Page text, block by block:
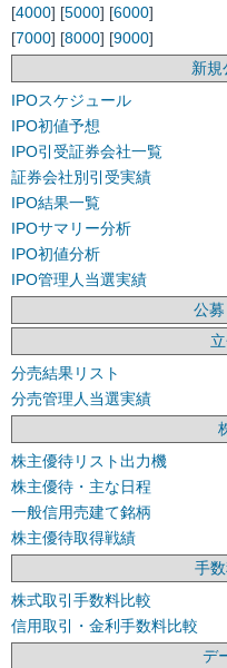
[4000] [5000] [6000]
[7000] [8000] [9000]
新規
IPOスケジュール
IPO初値予想
IPO引受証券会社一覧
証券会社別引受実績
IPO結果一覧
IPOサマリー分析
IPO初値分析
IPO管理人当選実績
公
分売結果リスト
分売管理人当選実績
株主優待リスト出力機
株主優待・主な日程
一般信用売建て銘柄
株主優待取得戦績
手
株式取引手数料比較
信用取引・金利手数料比較
デ